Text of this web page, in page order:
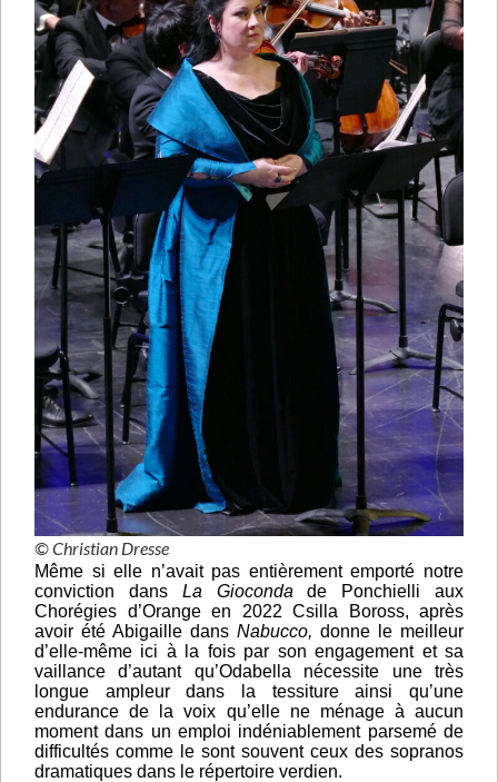
© Christian Dresse
Même si elle n’avait pas entièrement emporté notre
conviction dansLa Gioconda de Ponchielli aux
Chorégies d’Orange en 2022 Csilla Boross, après
avoir été Abigaille dans Nabucco, donne le meilleur
d’elle-même ici à la fois par son engagement et sa
vaillance d’autant qu’Odabella nécessite une très
longue ampleur dans la tessiture ainsi qu’une
endurance de la voix qu’elle ne ménage à aucun
moment dans un emploi indéniablement parsemé de
difficultés comme le sont souvent ceux des sopranos
dramatiques dans le répertoire verdien.